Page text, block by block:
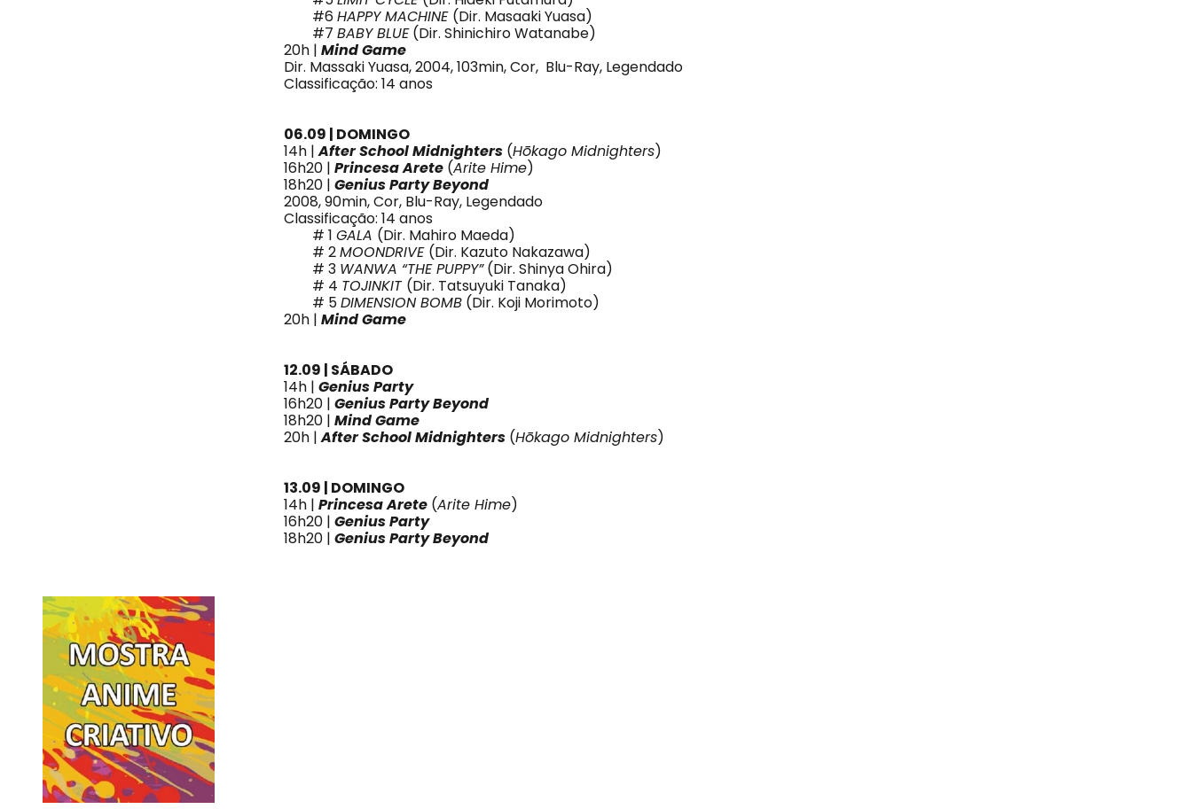
#6HAPPY MACHINE (Dir. Masaaki Yuasa)
#7 BABY BLUE(Dir. Shinichiro Watanabe)
20h | Mind Game
Dir. Massaki Yuasa, 2004, 103min, Cor, Blu-Ray, Legendado
Classificação: 14 anos
06.09 | DOMINGO
14h |After School Midnighters (Hōkago Midnighters)
16h20 | Princesa Arete (Arite Hime)
18h20 | Genius Party Beyond
2008, 90min, Cor, Blu-Ray, Legendado
Classificação: 14 anos
# 1 GALA (Dir. Mahiro Maeda)
# 2MOONDRIVE (Dir. Kazuto Nakazawa)
# 3 WANWA “THE PUPPY”(Dir. Shinya Ohira)
# 4 TOJINKIT (Dir. Tatsuyuki Tanaka)
# 5DIMENSION BOMB (Dir. Koji Morimoto)
20h | Mind Game
12.09 | SÁBADO
14h | Genius Party
16h20 | Genius PartyBeyond
18h20 | Mind Game
20h |After School Midnighters (Hōkago Midnighters)
13.09 | DOMINGO
14h | Princesa Arete (Arite Hime)
16h20 | Genius Party
18h20 | Genius Party Beyond